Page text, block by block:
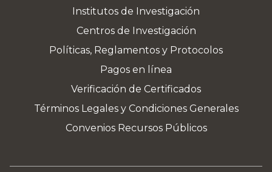
Institutos de Investigación
Centros de Investigación
Políticas, Reglamentos y Protocolos
Pagos en línea
Verificación de Certificados
Términos Legales y Condiciones Generales
Convenios Recursos Públicos